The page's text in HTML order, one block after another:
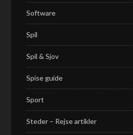
Software
Spil
Spil & Sjov
Spise guide
Sport
Steder – Rejse artikler